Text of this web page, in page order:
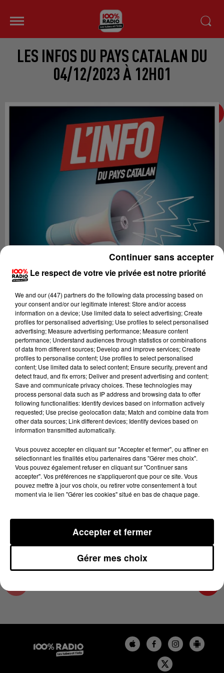
LES INFOS DU PAYS CATALAN DU
04/12/2023 À 12H01
Lecture (3 min 21 sec)
100%
100% Radio les infos du Pays Catalan
4 décembre 2023 - 3 min 21 sec
LES INFOS DU PAYS CATALAN DU 04/12/2023
À 12H01
Podcasts infos du Pays Catalan
Le respect de votre vie privée est notre priorité
We and our (447) partnersdo the following data processing based on
your consent and/or our legitimate interest: Store and/or access
information on a device; Use limited data to select advertising; Create
profiles for personalised advertising; Use profiles to select personalised
advertising; Measure advertising performance; Measure content
performance; Understand audiences through statistics or combinations
of data from different sources; Develop and improve services; Create
profiles to personalise content; Use profiles to select personalised
content; Use limited data to select content; Ensure security, prevent and
detect fraud, and fix errors; Deliver and present advertising and content;
Save and communicate privacy choices. These technologies may
process personal data such as IP address and browsing data to offer
following functionalities: Identify devices based on information actively
requested; Use precise geolocation data; Match and combine data from
other data sources; Link different devices; Identify devices based on
information transmitted automatically.
Vous pouvez accepter en cliquant sur "Accepter et fermer", ou affiner en
sélectionnant les finalités et/ou partenaires dans "Gérer mes choix".
Vous pouvez également refuser en cliquant sur "Continuer sans
accepter". Vos préférences ne s'appliqueront que pour ce site. Vous
pouvez mettre à jour vos choix, ou retirer votre consentement à tout
moment via le lien "Gérer les cookies" situé en bas de chaque page.
Gérer mes choix
Accepter et fermer
Continuer sans accepter